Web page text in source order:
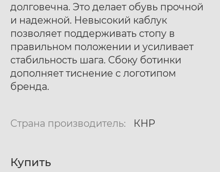
долговечна. Это делает обувь прочной
и надежной. Невысокий каблук
позволяет поддерживать стопу в
правильном положении и усиливает
стабильность шага. Сбоку ботинки
дополняет тиснение с логотипом
бренда.
Страна производитель: КНР
Купить